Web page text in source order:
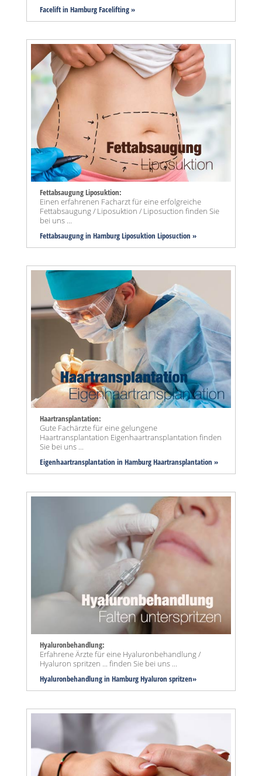
Facelift in Hamburg Facelifting »
Fettabsaugung Liposuktion:
Einen erfahrenen Facharzt für eine erfolgreiche
Fettabsaugung / Liposuktion / Liposuction finden Sie
bei uns ...
Fettabsaugung in Hamburg Liposuktion Liposuction »
Haartransplantation:
Gute Fachärzte für eine gelungene
Haartransplantation Eigenhaartransplantation finden
Sie bei uns ...
Eigenhaartransplantation in Hamburg Haartransplantation »
Hyaluronbehandlung:
Erfahrene Ärzte für eine Hyaluronbehandlung /
Hyaluron spritzen ... finden Sie bei uns ...
Hyaluronbehandlung in Hamburg Hyaluron spritzen»